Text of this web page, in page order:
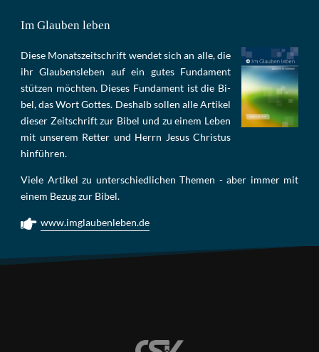
Im Glauben leben
Die­se Mo­nats­zeit­schrift wen­det sich an alle, die
ihr Glau­bens­le­ben auf ein gu­tes Fun­da­ment
stüt­zen möch­ten. Die­ses Fun­da­ment ist die Bi­
bel, das Wort Got­tes. Des­halb sol­len al­le Ar­ti­kel
die­ser Zeit­schrift zur Bi­bel und zu ei­nem Le­ben
mit un­se­rem Ret­ter und Herrn Je­sus Chris­tus
hin­füh­ren.
Viele Artikel zu unterschiedlichen Themen - aber immer mit
einem Bezug zur Bibel.
www.imglaubenleben.de